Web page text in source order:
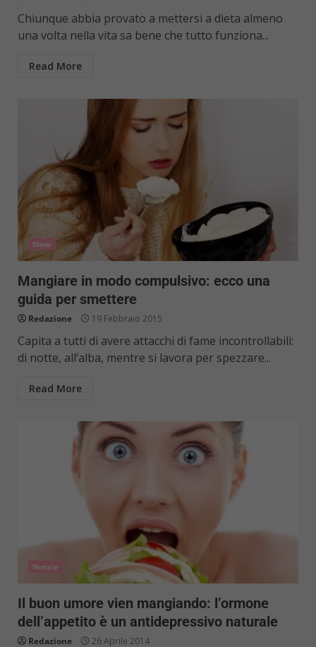
Chiunque abbia provato a mettersi a dieta almeno
una volta nella vita sa bene che tutto funziona...
Read More
Diete
Mangiare in modo compulsivo: ecco una
guida per smettere
Redazione 19 Febbraio 2015
Capita a tutti di avere attacchi di fame incontrollabili:
di notte, all’alba, mentre si lavora per spezzare...
Read More
Notizie
Il buon umore vien mangiando: l’ormone
dell’appetito è un antidepressivo naturale
Redazione 26 Aprile 2014